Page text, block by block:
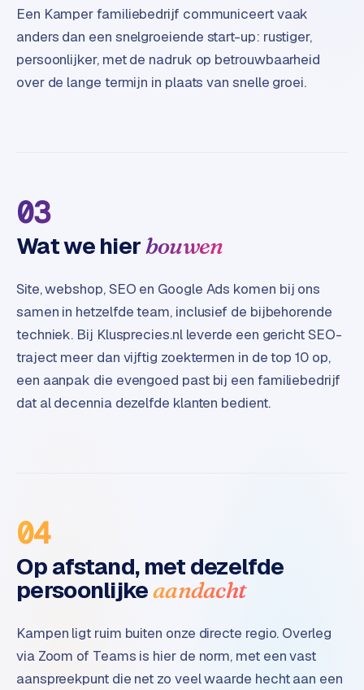
e
n
w
W
o
e
n
n
t
e
r
n
u
s
e
e
Een Kamper familiebedrijf communiceert vaak
anders dan een snelgroeiende start-up: rustiger,
persoonlijker, met de nadruk op betrouwbaarheid
over de lange termijn in plaats van snelle groei.
03
Wat we hierbouwen
Site, webshop, SEO en Google Ads komen bij ons
samen in hetzelfde team, inclusief de bijbehorende
techniek. Bij Klusprecies.nl leverde een gericht SEO-
traject meer dan vijftig zoektermen in de top 10 op,
een aanpak die evengoed past bij een familiebedrijf
dat al decennia dezelfde klanten bedient.
04
Op afstand, met dezelfde
persoonlijkeaandacht
Kampen ligt ruim buiten onze directe regio. Overleg
via Zoom of Teams is hier de norm, met een vast
aanspreekpunt die net zo veel waarde hecht aan een